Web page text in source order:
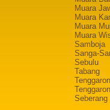
Muara
Muara
Muara
Muara
Samboja
Sanga-
Sebulu
Tabang
Seberang